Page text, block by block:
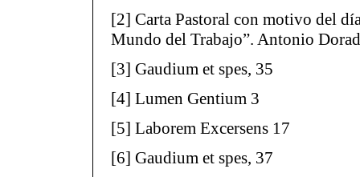
[2] Carta Pastoral con motivo del
Mundo del Trabajo”. Antonio
[3] Gaudium et spes, 35
[4] Lumen Gentium 3
[5] Laborem Excersens 17
[6] Gaudium et spes, 37